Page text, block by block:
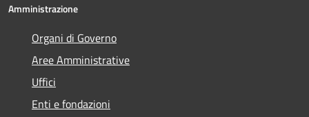
Amministrazione
Organi di Governo
Aree Amministrative
Uffici
Enti e fondazioni